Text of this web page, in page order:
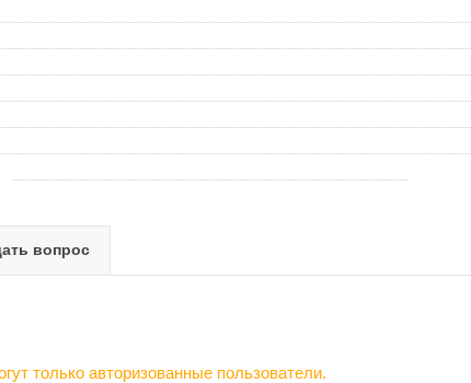
вопрос
только авторизованные пользователи.